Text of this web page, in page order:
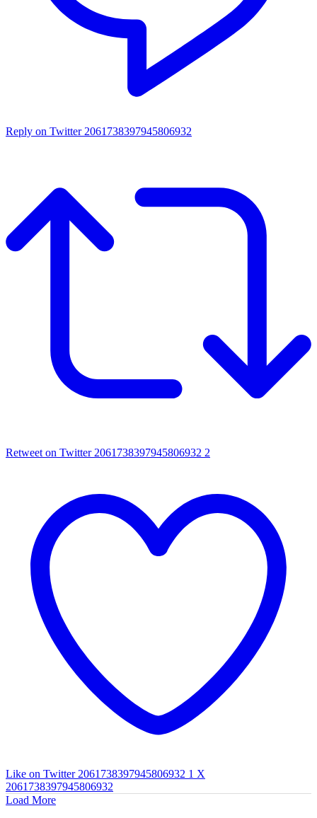
Reply on Twitter 2061738397945806932
Retweet on Twitter 2061738397945806932 2
Like on Twitter 2061738397945806932 1 X
2061738397945806932
Load More